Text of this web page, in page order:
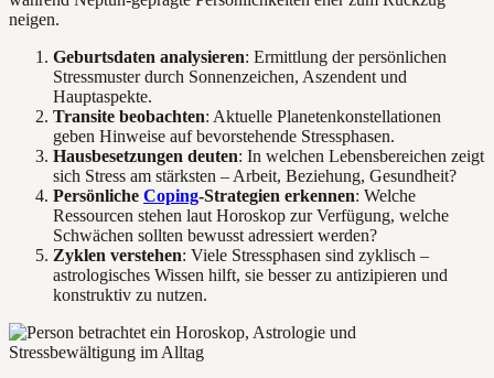
neigen.
Geburtsdaten analysieren: Ermittlung der persönlichen
Stressmuster durch Sonnenzeichen, Aszendent und
Hauptaspekte.
Transite beobachten: Aktuelle Planetenkonstellationen
geben Hinweise auf bevorstehende Stressphasen.
Hausbesetzungen deuten: In welchen Lebensbereichen zeigt
sich Stress am stärksten – Arbeit, Beziehung, Gesundheit?
Persönliche Coping-Strategien erkennen: Welche
Ressourcen stehen laut Horoskop zur Verfügung, welche
Schwächen sollten bewusst adressiert werden?
Zyklen verstehen: Viele Stressphasen sind zyklisch –
astrologisches Wissen hilft, sie besser zu antizipieren und
konstruktiv zu nutzen.